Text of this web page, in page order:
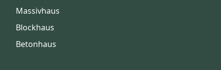
Massivhaus
Blockhaus
Betonhaus